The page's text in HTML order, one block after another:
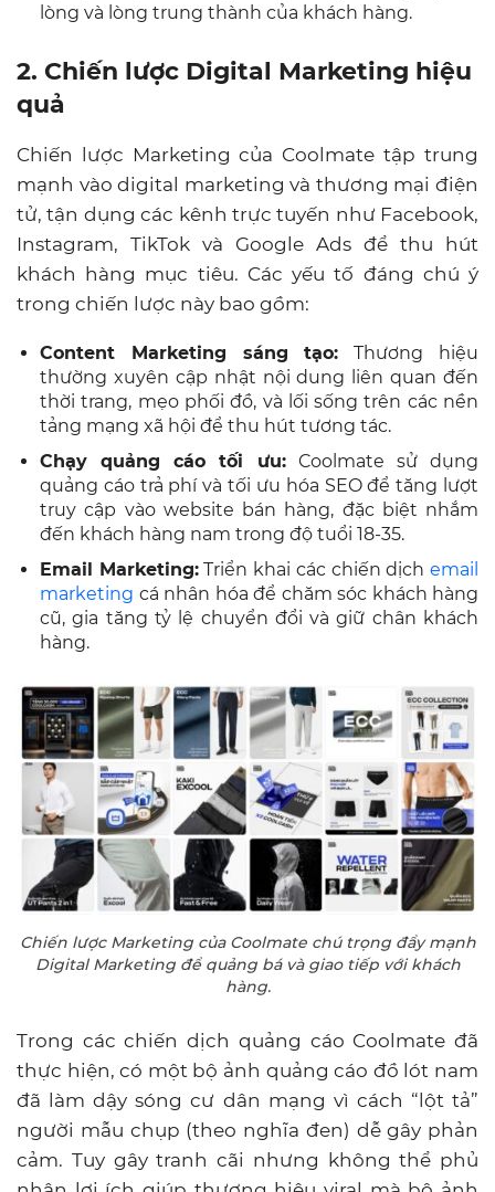
lòng và lòng trung thành của khách hàng.
2. Chiến lược Digital Marketing hiệu
quả
Chiến lược Marketing của Coolmate tập trung
mạnh vào digital marketing và thương mại điện
tử, tận dụng các kênh trực tuyến như Facebook,
Instagram, TikTok và Google Ads để thu hút
khách hàng mục tiêu. Các yếu tố đáng chú ý
trong chiến lược này bao gồm:
Content Marketing sáng tạo: Thương hiệu
thường xuyên cập nhật nội dung liên quan đến
thời trang, mẹo phối đồ, và lối sống trên các nền
tảng mạng xã hội để thu hút tương tác.
Chạy quảng cáo tối ưu:Coolmate sử dụng
quảng cáo trả phí và tối ưu hóa SEO để tăng lượt
truy cập vào website bán hàng, đặc biệt nhắm
đến khách hàng nam trong độ tuổi 18-35.
Email Marketing:Triển khai các chiến dịchemail
marketing cá nhân hóa để chăm sóc khách hàng
cũ, gia tăng tỷ lệ chuyển đổi và giữ chân khách
hàng.
Chiến lược Marketing của Coolmate chú trọng đẩy mạnh
Digital Marketing để quảng bá và giao tiếp với khách
hàng.
Trong các chiến dịch quảng cáo Coolmate đã
thực hiện, có một bộ ảnh quảng cáo đồ lót nam
đã làm dậy sóng cư dân mạng vì cách “lột tả”
người mẫu chụp (theo nghĩa đen) dễ gây phản
cảm. Tuy gây tranh cãi nhưng không thể phủ